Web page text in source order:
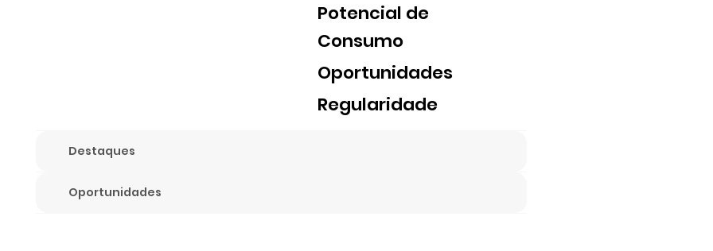
Potencial de
Consumo
Oportunidades
Regularidade
Destaques
Oportunidades